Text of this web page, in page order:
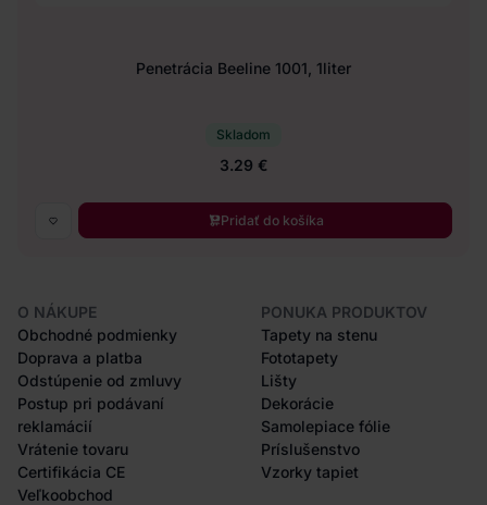
Penetrácia Beeline 1001, 1liter
Skladom
3.29 €
Pridať do košíka
O NÁKUPE
Obchodné podmienky
Doprava a platba
Odstúpenie od zmluvy
Postup pri podávaní
reklamácií
Vrátenie tovaru
Certifikácia CE
Veľkoobchod
PONUKA PRODUKTOV
Tapety na stenu
Fototapety
Lišty
Dekorácie
Samolepiace fólie
Príslušenstvo
Vzorky tapiet